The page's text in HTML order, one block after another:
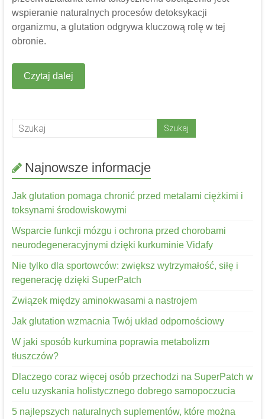
wspieranie naturalnych procesów detoksykacji
organizmu, a glutation odgrywa kluczową rolę w tej
obronie.
Czytaj dalej
Najnowsze informacje
Jak glutation pomaga chronić przed metalami ciężkimi i
toksynami środowiskowymi
Wsparcie funkcji mózgu i ochrona przed chorobami
neurodegeneracyjnymi dzięki kurkuminie Vidafy
Nie tylko dla sportowców: zwiększ wytrzymałość, siłę i
regenerację dzięki SuperPatch
Związek między aminokwasami a nastrojem
Jak glutation wzmacnia Twój układ odpornościowy
W jaki sposób kurkumina poprawia metabolizm
tłuszczów?
Dlaczego coraz więcej osób przechodzi na SuperPatch w
celu uzyskania holistycznego dobrego samopoczucia
5 najlepszych naturalnych suplementów, które można